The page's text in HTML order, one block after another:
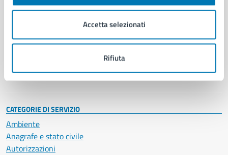
Accetta selezionati
Rifiuta
Uffici
Politici
Intranet, posta aziendale e protocollo
CATEGORIE DI SERVIZIO
Ambiente
Anagrafe e stato civile
Autorizzazioni